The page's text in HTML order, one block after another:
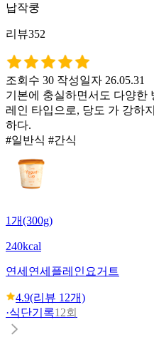
납작쿵
리뷰352
조회수 30 작성일자 26.05.31
기본에 충실하면서도 다양한
레인 타입으로, 당도 가 강하
하다.
#일반식 #간식
1개(300g)
240kcal
연세 연세플레인요거트
4.9(리뷰 12개)
·식단기록12회